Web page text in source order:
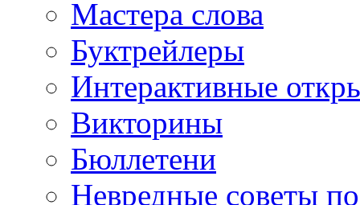
Мастера слова
Буктрейлеры
Интерактивные
Викторины
Бюллетени
Невредные советы